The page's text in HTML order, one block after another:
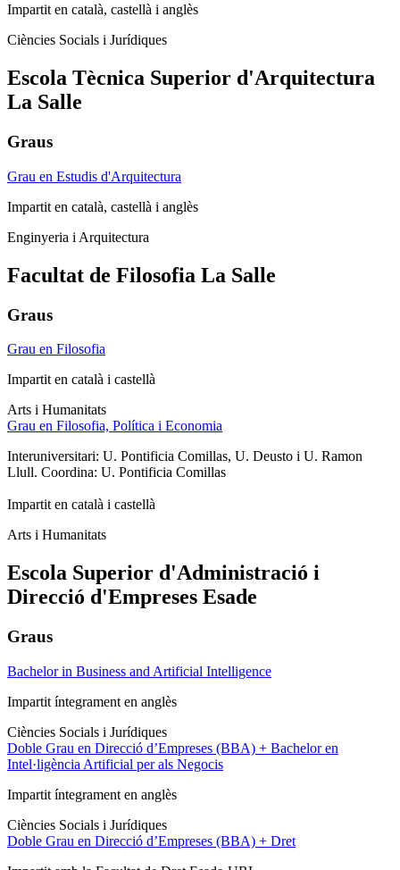
Impartit en català, castellà i anglès
Ciències Socials i Jurídiques
Escola Tècnica Superior d'Arquitectura
La Salle
Graus
Grau en Estudis d'Arquitectura
Impartit en català, castellà i anglès
Enginyeria i Arquitectura
Facultat de Filosofia La Salle
Graus
Grau en Filosofia
Impartit en català i castellà
Arts i Humanitats
Grau en Filosofia, Política i Economia
Interuniversitari: U. Pontificia Comillas, U. Deusto i U. Ramon
Llull. Coordina: U. Pontificia Comillas
Impartit en català i castellà
Arts i Humanitats
Escola Superior d'Administració i
Direcció d'Empreses Esade
Graus
Bachelor in Business and Artificial Intelligence
Impartit íntegrament en anglès
Ciències Socials i Jurídiques
Doble Grau en Direcció d’Empreses (BBA) + Bachelor en
Intel·ligència Artificial per als Negocis
Impartit íntegrament en anglès
Ciències Socials i Jurídiques
Doble Grau en Direcció d’Empreses (BBA) + Dret